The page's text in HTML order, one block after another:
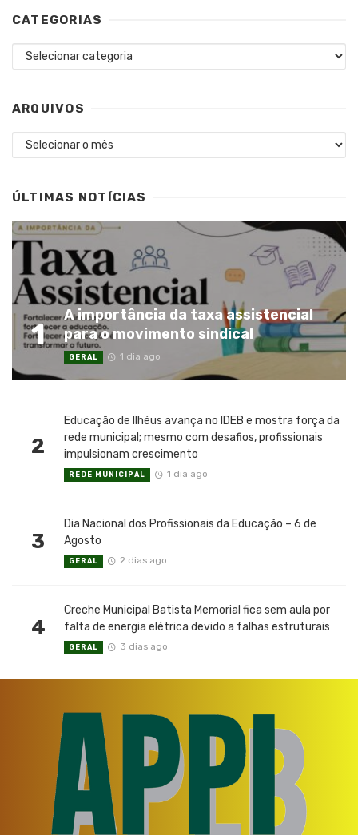
CATEGORIAS
Categorias
ARQUIVOS
Arquivos
ÚLTIMAS NOTÍCIAS
1
A importância da taxa assistencial
para o movimento sindical
GERAL 1 dia ago
2
Educação de Ilhéus avança no IDEB e mostra força da
rede municipal; mesmo com desafios, profissionais
impulsionam crescimento
REDE MUNICIPAL 1 dia ago
3
Dia Nacional dos Profissionais da Educação – 6 de
Agosto
GERAL 2 dias ago
4
Creche Municipal Batista Memorial fica sem aula por
falta de energia elétrica devido a falhas estruturais
GERAL 3 dias ago